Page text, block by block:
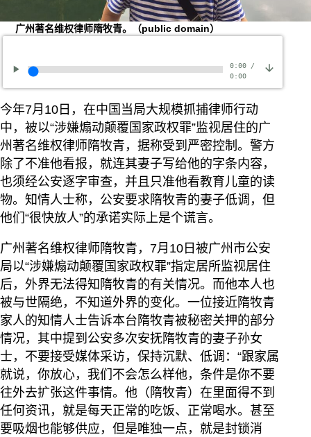
广州著名维权律师隋牧青。（public domain）
0:00/
0:00
今年7月10日，在中国当局大规模抓捕律师行动
中，被以“涉嫌煽动颠覆国家政权罪”监视居住的广
州著名维权律师隋牧青，据称受到严密控制。警方
除了不准他看报，就连其妻子写给他的字条内容，
也须经公安逐字审查，并且只准他看教育儿童的读
物。知情人士称，公安要求隋牧青的妻子低调，但
他们“很快放人”的承诺实际上是个谎言。
广州著名维权律师隋牧青，7月10日被广州市公安
局以“涉嫌煽动颠覆国家政权罪”指定居所监视居住
后，外界无法得知隋牧青的有关情况。而他本人也
被与世隔绝，不知道外界的变化。一位接近隋牧青
家人的知情人士告诉本台隋牧青被秘密关押的部分
情况，其中提到公安多次安抚隋牧青的妻子孙女
士，不要接受媒体采访，保持沉默、低调：“跟家属
就说，你放心，我们不会怎么样他，条件是你不要
往外去扩张这件事情。他（隋牧青）在里面得不到
任何资讯，就是每天正常的吃饭、正常喝水。甚至
要吸烟也能够供应，但是唯独一点，就是封锁消